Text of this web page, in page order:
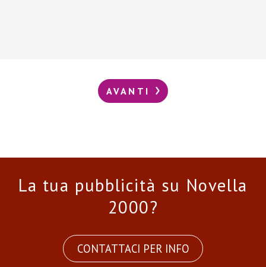
AVANTI
La tua pubblicità su Novella
2000?
CONTATTACI PER INFO